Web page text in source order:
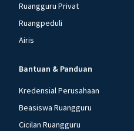
Ruangguru Privat
Ruangpeduli
Airis
Bantuan & Panduan
Kredensial Perusahaan
Beasiswa Ruangguru
Cicilan Ruangguru